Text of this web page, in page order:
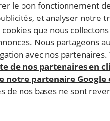
le bon fonctionnement
et analyser notre
que nous
Nous partageons
avec nos partenaires.
de nos partenaires en
notre partenaire Google
de nos bases ne sont